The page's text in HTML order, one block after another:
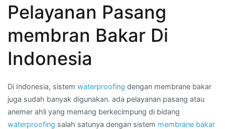
jasa
membran
Daerah
Pelayanan Pasang
membran Bakar Di
Indonesia
Di Indonesia, sistem waterproofing dengan membrane bakar
juga sudah banyak digunakan. ada pelayanan pasang atau
anemer ahli yang memang berkecimpung di bidang
waterproofing salah satunya dengan sistem membrane bakar